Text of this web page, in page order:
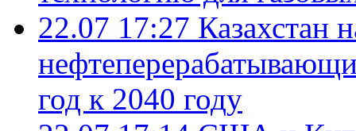
22.07 17:27 Казахстан
год к 2040 году